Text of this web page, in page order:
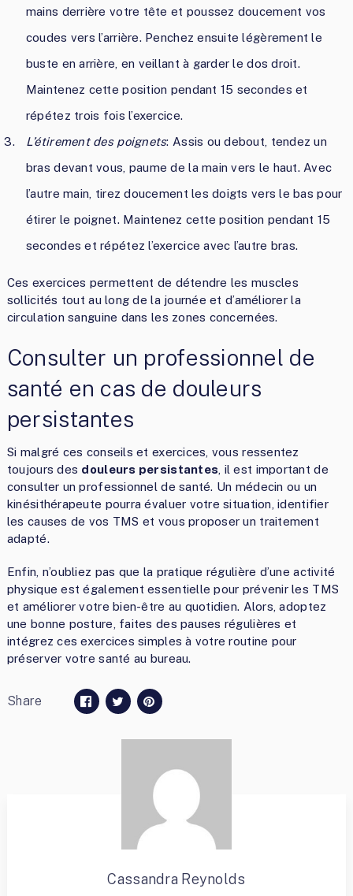
mains derrière votre tête et poussez doucement vos
coudes vers l’arrière. Penchez ensuite légèrement le
buste en arrière, en veillant à garder le dos droit.
Maintenez cette position pendant 15 secondes et
répétez trois fois l’exercice.
L’étirement des poignets: Assis ou debout, tendez un
bras devant vous, paume de la main vers le haut. Avec
l’autre main, tirez doucement les doigts vers le bas pour
étirer le poignet. Maintenez cette position pendant 15
secondes et répétez l’exercice avec l’autre bras.
Ces exercices permettent de détendre les muscles
sollicités tout au long de la journée et d’améliorer la
circulation sanguine dans les zones concernées.
Consulter un professionnel de
santé en cas de douleurs
persistantes
Si malgré ces conseils et exercices, vous ressentez
toujours des douleurs persistantes , il est important de
consulter un professionnel de santé. Un médecin ou un
kinésithérapeute pourra évaluer votre situation, identifier
les causes de vos TMS et vous proposer un traitement
adapté.
Enfin, n’oubliez pas que la pratique régulière d’une activité
physique est également essentielle pour prévenir les TMS
et améliorer votre bien-être au quotidien. Alors, adoptez
une bonne posture, faites des pauses régulières et
intégrez ces exercices simples à votre routine pour
préserver votre santé au bureau.
Share
Cassandra Reynolds